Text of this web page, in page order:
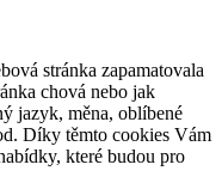
stránka zapamatovala
chová nebo jak
jazyk, měna, oblíbené
Díky těmto cookies Vám
které budou pro